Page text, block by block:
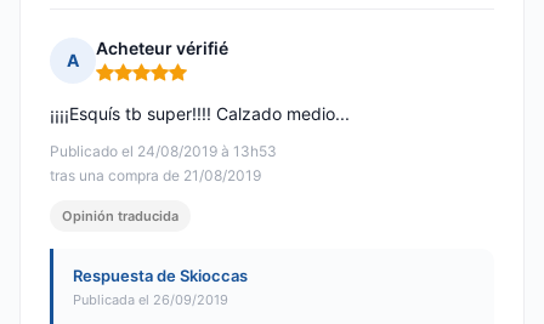
A
Acheteur vérifié
Nota: 5 de 5
Publicado el 24/08/2019 à 13h53
tras una compra de 21/08/2019
¡¡¡¡Esquís tb super!!!! Calzado medio...
Opinión traducida
Respuesta de Skioccas
Publicada el 26/09/2019